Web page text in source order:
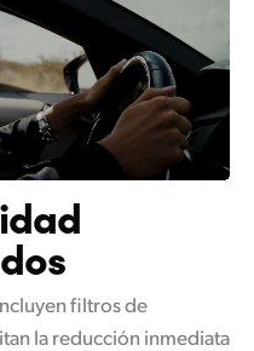
filtros de
la reducción inmediata